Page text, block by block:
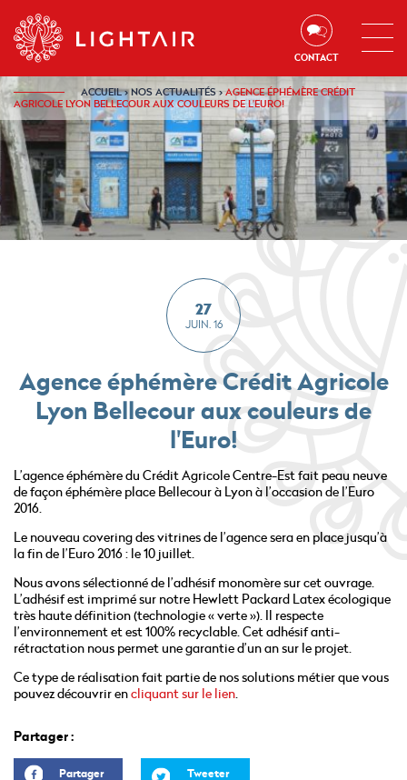
Aller au contenu Aller à la recherche
CONTACT
ACCUEIL›NOS ACTUALITÉS›AGENCE ÉPHÉMÈRE CRÉDIT
AGRICOLE LYON BELLECOUR AUX COULEURS DE L'EURO!
Agence éphémère Crédit Agricole
Lyon Bellecour aux couleurs de
l'Euro!
27
JUIN. 16
L’agence éphémère du Crédit Agricole Centre-Est fait peau neuve
de façon éphémère place Bellecour à Lyon à l’occasion de l’Euro
2016.
Le nouveau covering des vitrines de l’agence sera en place jusqu’à
la fin de l’Euro 2016 : le 10 juillet.
Nous avons sélectionné de l’adhésif monomère sur cet ouvrage.
L’adhésif est imprimé sur notre Hewlett Packard Latex écologique
très haute définition (technologie « verte »). Il respecte
l’environnement et est 100% recyclable. Cet adhésif anti-
rétractation nous permet une garantie d’un an sur le projet.
Ce type de réalisation fait partie de nos solutions métier que vous
pouvez découvrir encliquant sur le lien.
Partager :
Partager
Tweeter